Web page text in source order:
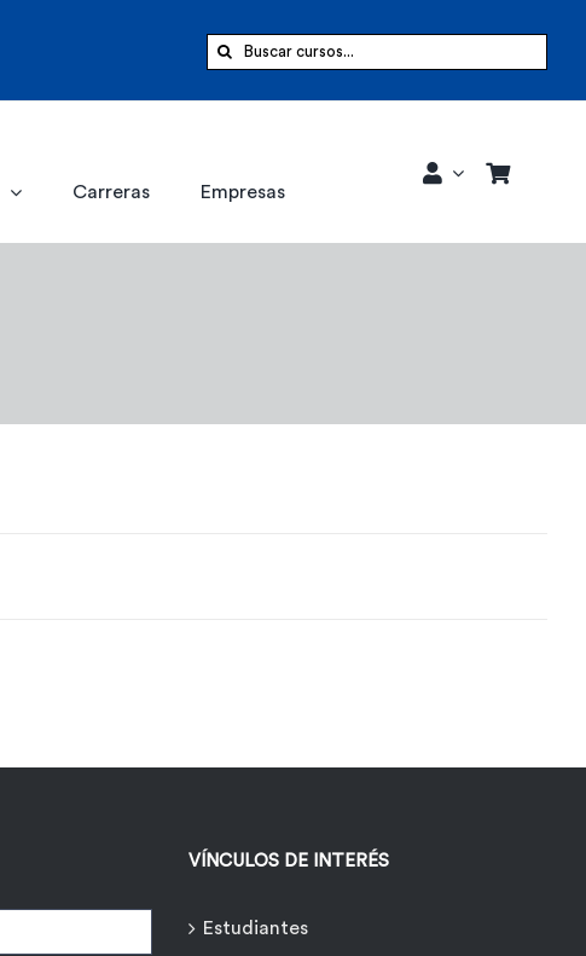
Buscar:
Carreras Empresas
VÍNCULOS DE INTERÉS
Estudiantes